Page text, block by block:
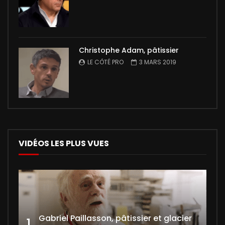
Christophe Adam, pâtissier
LE CÔTÉ PRO 3 MARS 2019
VIDÉOS LES PLUS VUES
Gabriel Paillasson, pâtissier et glacier